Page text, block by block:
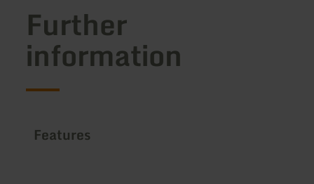
Further
information
Features